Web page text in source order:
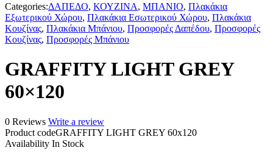
Categories:ΔΑΠΕΔΟ, ΚΟΥΖΙΝΑ, ΜΠΑΝΙΟ, Πλακάκια
Εξωτερικού Χώρου, Πλακάκια Εσωτερικού Χώρου, Πλακάκια
Κουζίνας, Πλακάκια Μπάνιου, Προσφορές Δαπέδου, Προσφορές
Κουζίνας, Προσφορές Μπάνιου
GRAFFITY LIGHT GREY
60×120
0 Reviews Write a review
Product codeGRAFFITY LIGHT GREY 60x120
Availability In Stock